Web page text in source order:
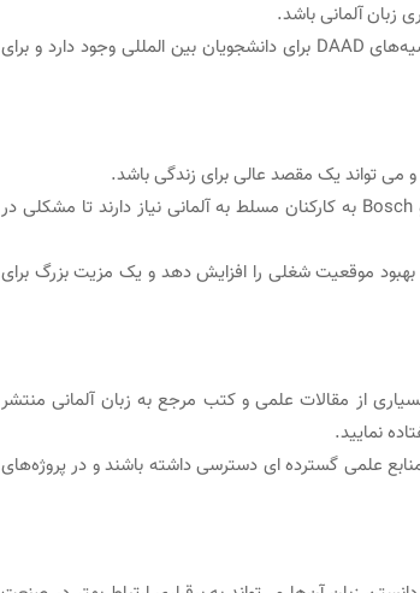
زبان آلمانی باشد.
فرصت‌های دریافت بورسیه های تحصیلی متنوع مانند بورسیه‌های DAAD برای دانشجویان بین المللی وجود دارد و برای
می تواند یک مقصد عالی برای زندگی باشد.
شرکت‌های بزرگی مانند BMW، Siemens، Volkswagen و Bosch به کارکنان مسلط به آلمانی نیاز دارند تا مشکلی در
بهبود موقعیت شغلی را افزایش دهد و یک مزیت بزرگ برای
از مقالات علمی و کتب مرجع به زبان آلمانی منتشر
نمایید.
علمی گسترده ای دسترسی داشته باشند و در پروژه‌های